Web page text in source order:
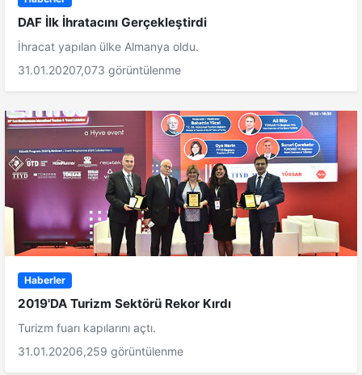
DAF İlk İhratacını Gerçekleştirdi
İhracat yapılan ülke Almanya oldu.
31.01.20207,073 görüntülenme
Haberler
2019'DA Turizm Sektörü Rekor Kırdı
Turizm fuarı kapılarını açtı.
31.01.20206,259 görüntülenme